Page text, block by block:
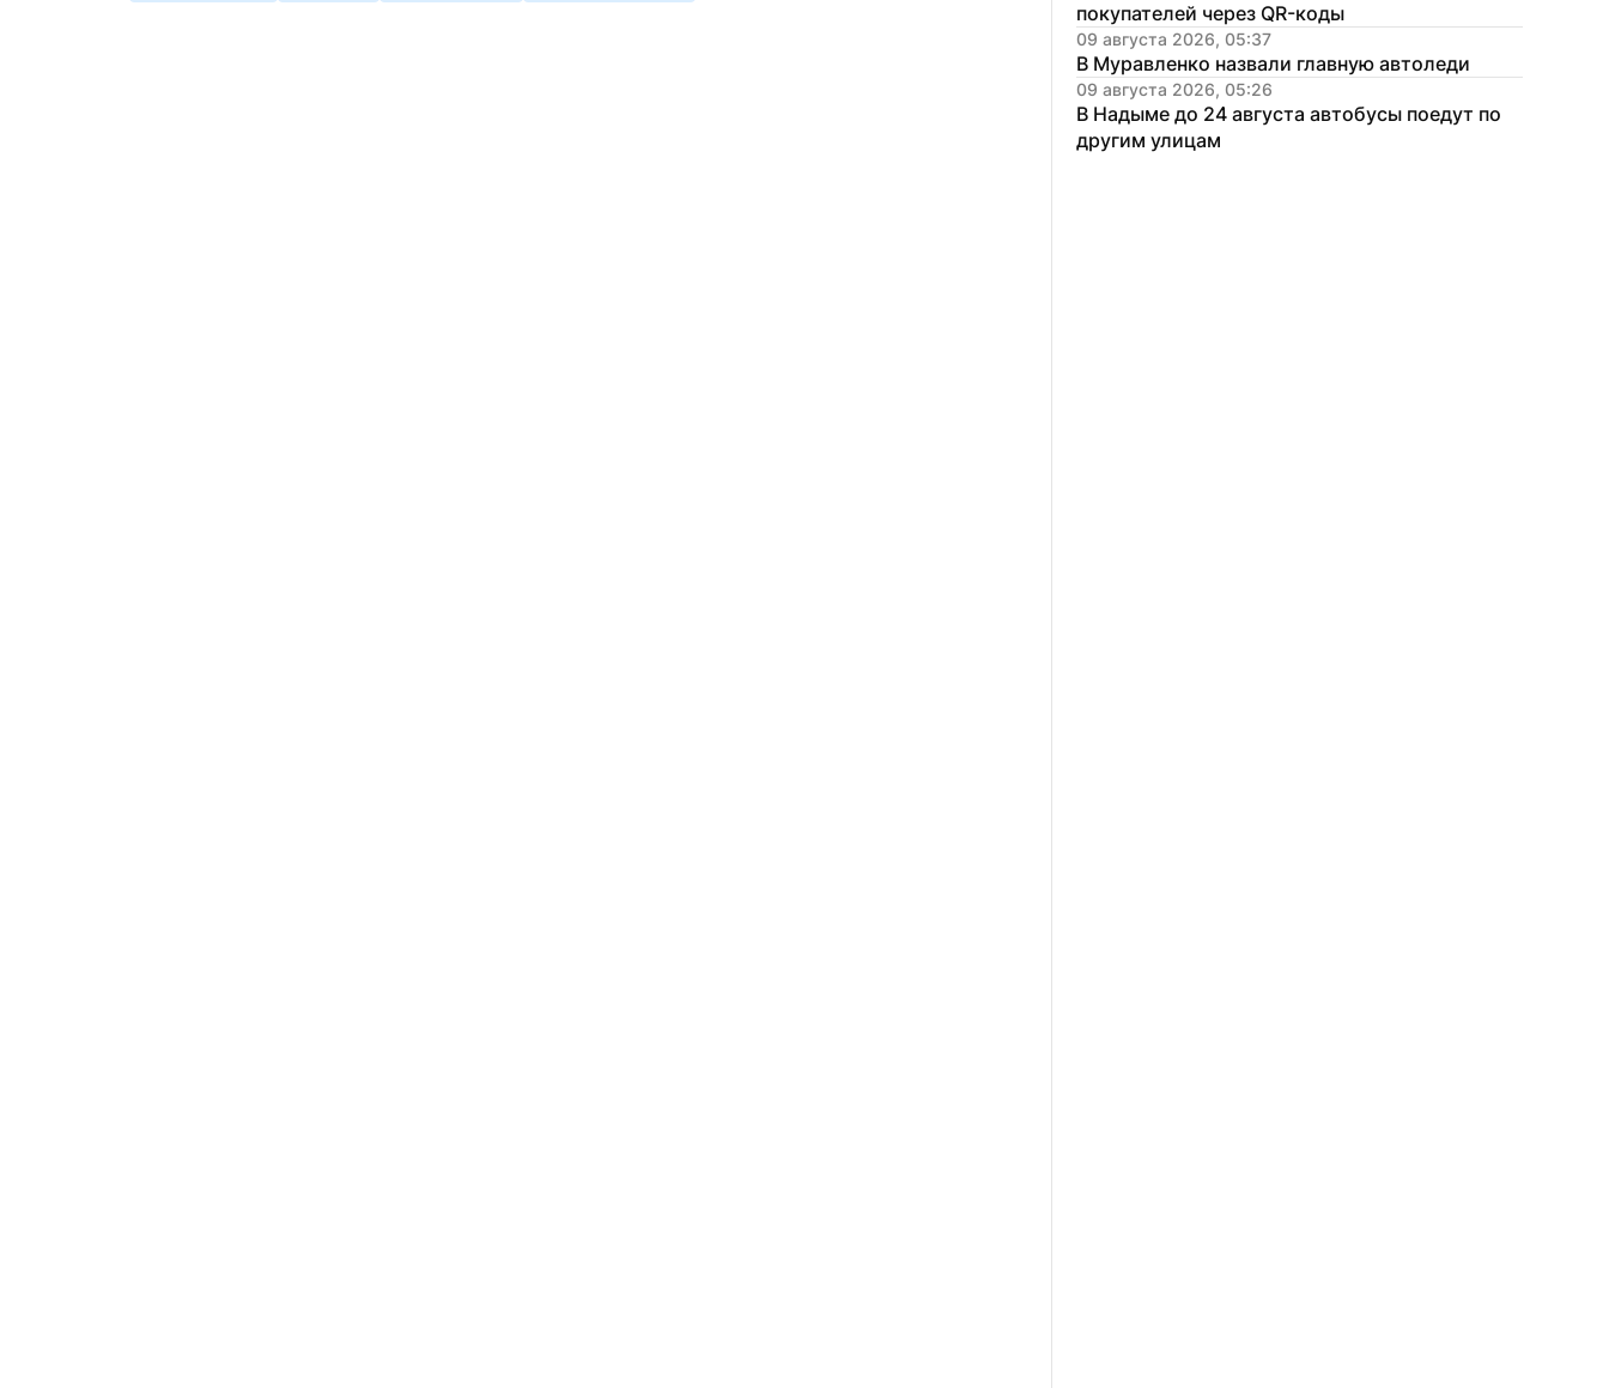
покупателей через QR-коды
09 августа 2026, 05:37
В Муравленко назвали главную автоледи
09 августа 2026, 05:26
В Надыме до 24 августа автобусы поедут по
другим улицам